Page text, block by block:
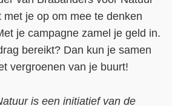
met je op om mee te denken
je campagne zamel je geld in.
bereikt? Dan kun je samen
vergroenen van je buurt!
is een initiatief van de